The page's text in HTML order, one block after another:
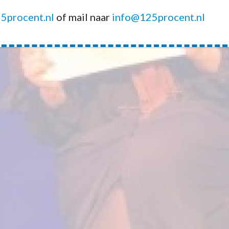
of mail naar info@125procent.nl